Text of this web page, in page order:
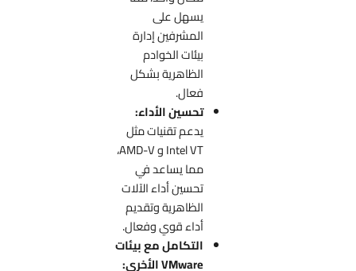
يسهل على
المشرفين إدارة
بيئات الخوادم
الظاهرية بشكل
فعال.
تحسين الأداء:
يدعم تقنيات مثل
Intel VT و AMD-V،
مما يساعد في
تحسين أداء الآلات
الظاهرية وتقديم
أداء قوي وفعال.
التكامل مع بيئات
VMware الأخرى: